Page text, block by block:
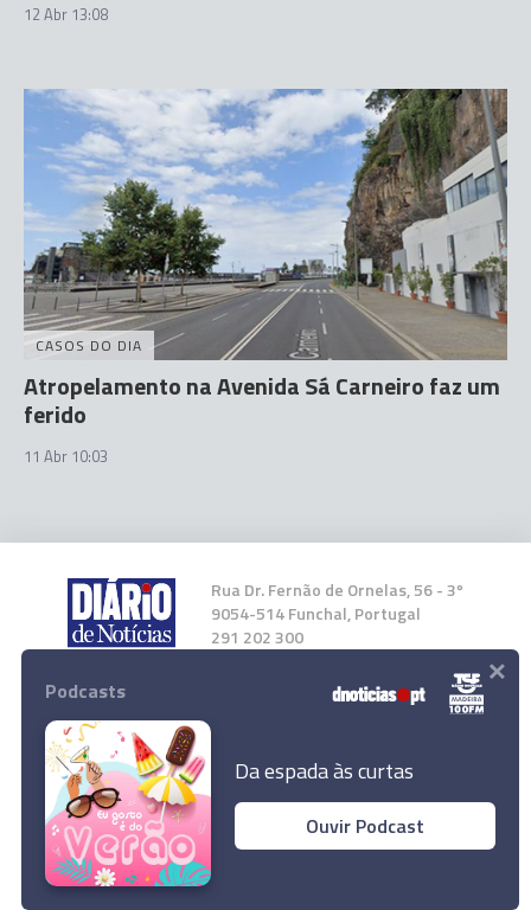
12 Abr 13:08
CASOS DO DIA
Atropelamento na Avenida Sá Carneiro faz um
ferido
11 Abr 10:03
Rua Dr. Fernão de Ornelas, 56 - 3º
9054-514 Funchal, Portugal
291 202 300
Instale a nossa App
© 2026 Empresa Diário de Notícias, Lda.
Todos os direitos reservados.
Podcasts
Da espada às curtas
Ouvir Podcast
×